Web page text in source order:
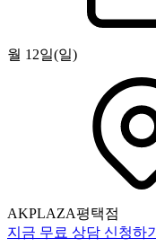
월 12일(일)
AKPLAZA평택점
지금 무료 상담 신청하기